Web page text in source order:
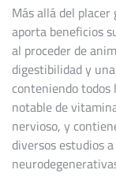
Más allá del
aporta beneficios
al proceder de
digestibilidad y
conteniendo todos
notable de
nervioso, y
diversos estudios